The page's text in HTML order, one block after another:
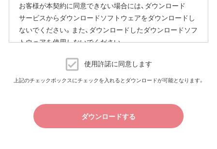
お客様が本契約に同意できない場合には、ダウンロード
サービスからダウンロードソフトウェアをダウンロードし
ないでください。また、ダウンロードしたダウンロードソフ
トウェアを使用しないでください。
ダウンロードソフトウェア使用許諾契約
（株）バッファロー（以下、弊社といいます）は、お客様がダウ
す）に同意し、ご購入いただいた商品（以下、購入商品といい
ます）について弊社が保証契約に基づく修理を実施する際
の条件である保証契約約款、およびそれに含まれるソフト
使用許諾に同意します
上記のチェックボックスにチェックを入れるとダウンロードが可能となります。
ダウンロードする